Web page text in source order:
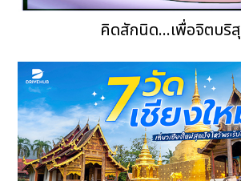
คิดสักนิด...เพื่อจิตบริ